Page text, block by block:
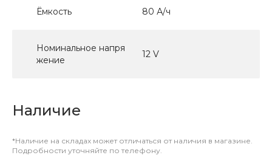
Ёмкость 80 А/ч
Номинальное напря
жение
12 V
Наличие
*Наличие на складах может отличаться от наличия в магазине.
Подробности уточняйте по телефону.